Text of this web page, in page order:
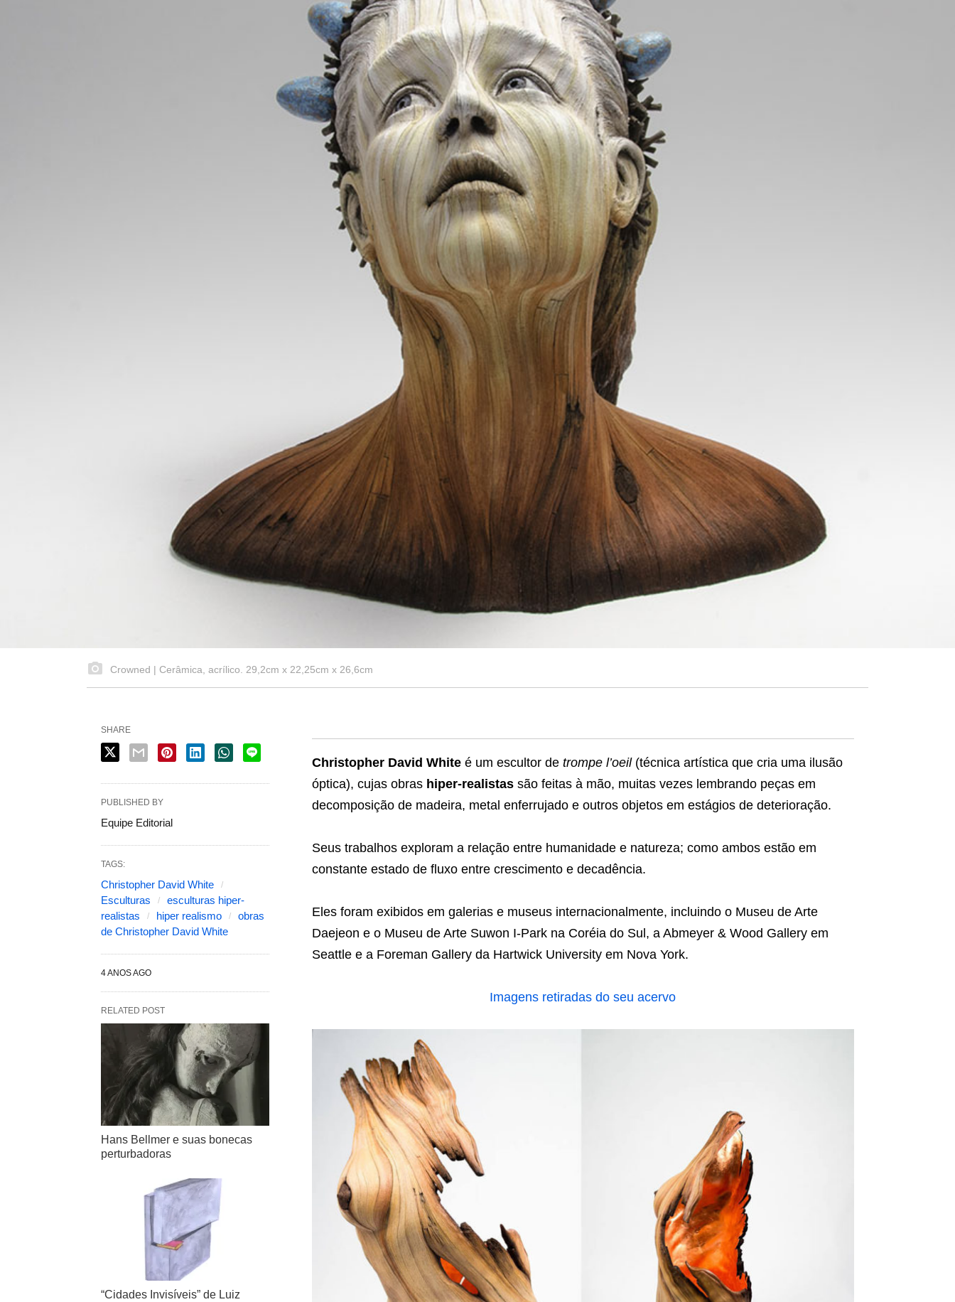
Crowned | Cerâmica, acrílico. 29,2cm x 22,25cm x 26,6cm
Christopher David White é um escultor de trompe l’oeil(técnica artística que cria uma ilusão
óptica), cujas obras hiper-realistassão feitas à mão, muitas vezes lembrando peças em
decomposição de madeira, metal enferrujado e outros objetos em estágios de deterioração.
Seus trabalhos exploram a relação entre humanidade e natureza; como ambos estão em
constante estado de fluxo entre crescimento e decadência.
Eles foram exibidos em galerias e museus internacionalmente, incluindo o Museu de Arte
Daejeon e o Museu de Arte Suwon I-Park na Coréia do Sul, a Abmeyer & Wood Gallery em
Seattle e a Foreman Gallery da Hartwick University em Nova York.
Imagens retiradas do seu acervo
SHARE
PUBLISHED BY
Equipe Editorial
TAGS:
Christopher David White
Esculturas
esculturas hiper-
realistas
hiper realismo
obras
de Christopher David White
4 ANOS AGO
RELATED POST
Hans Bellmer e suas bonecas
perturbadoras
“Cidades Invisíveis” de Luiz